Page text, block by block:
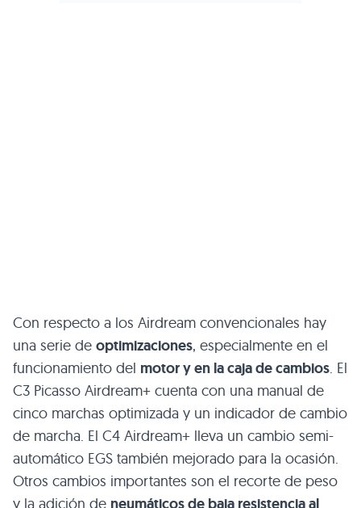
Con respecto a los Airdream convencionales hay
una serie de optimizaciones, especialmente en el
funcionamiento del motor y en la caja de cambios. El
C3 Picasso Airdream+ cuenta con una manual de
cinco marchas optimizada y un indicador de cambio
de marcha. El C4 Airdream+ lleva un cambio semi-
automático EGS también mejorado para la ocasión.
Otros cambios importantes son el recorte de peso
y la adición de